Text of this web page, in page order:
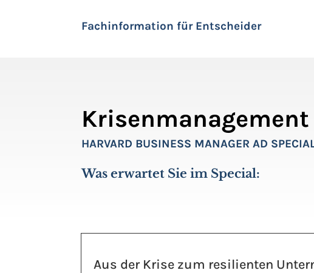
Fachinformation für Entscheider
Krisenmanagement
HARVARD BUSINESS MANAGER AD
Was erwartet Sie im Special:
Aus der Krise zum resilienten